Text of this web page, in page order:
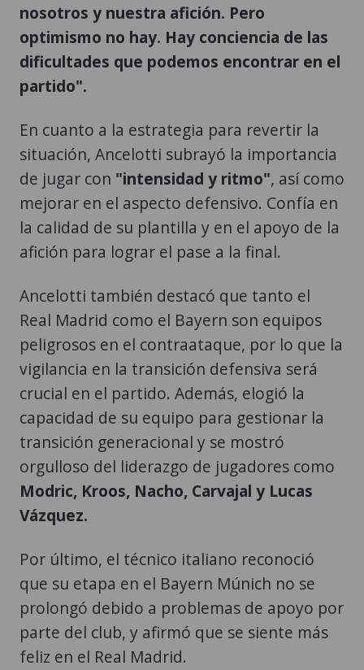
nosotros y nuestra afición. Pero
optimismo no hay. Hay conciencia de las
dificultades que podemos encontrar en el
partido".
En cuanto a la estrategia para revertir la
situación, Ancelotti subrayó la importancia
de jugar con "intensidad y ritmo", así como
mejorar en el aspecto defensivo. Confía en
la calidad de su plantilla y en el apoyo de la
afición para lograr el pase a la final.
Ancelotti también destacó que tanto el
Real Madrid como el Bayern son equipos
peligrosos en el contraataque, por lo que la
vigilancia en la transición defensiva será
crucial en el partido. Además, elogió la
capacidad de su equipo para gestionar la
transición generacional y se mostró
orgulloso del liderazgo de jugadores como
Modric, Kroos, Nacho, Carvajal y Lucas
Vázquez.
Por último, el técnico italiano reconoció
que su etapa en el Bayern Múnich no se
prolongó debido a problemas de apoyo por
parte del club, y afirmó que se siente más
feliz en el Real Madrid.